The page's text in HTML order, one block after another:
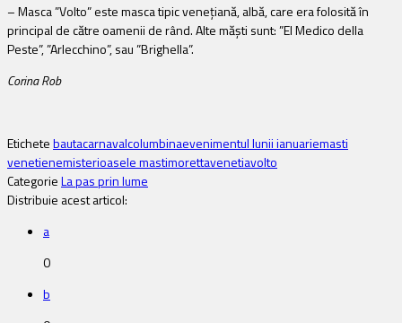
– Masca ”Volto” este masca tipic venețiană, albă, care era folosită în
principal de către oamenii de rând. Alte măști sunt: ”El Medico della
Peste”, ”Arlecchino”, sau ”Brighella”.
Corina Rob
Etichetebautacarnavalcolumbinaevenimentul lunii ianuariemasti
venetienemisterioasele mastimorettavenetiavolto
CategorieLa pas prin lume
Distribuie acest articol:
a
0
b